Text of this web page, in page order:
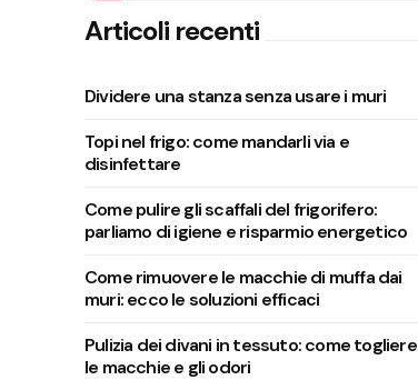
Articoli recenti
Dividere una stanza senza usare i muri
Topi nel frigo: come mandarli via e
disinfettare
Come pulire gli scaffali del frigorifero:
parliamo di igiene e risparmio energetico
Come rimuovere le macchie di muffa dai
muri: ecco le soluzioni efficaci
Pulizia dei divani in tessuto: come togliere
le macchie e gli odori